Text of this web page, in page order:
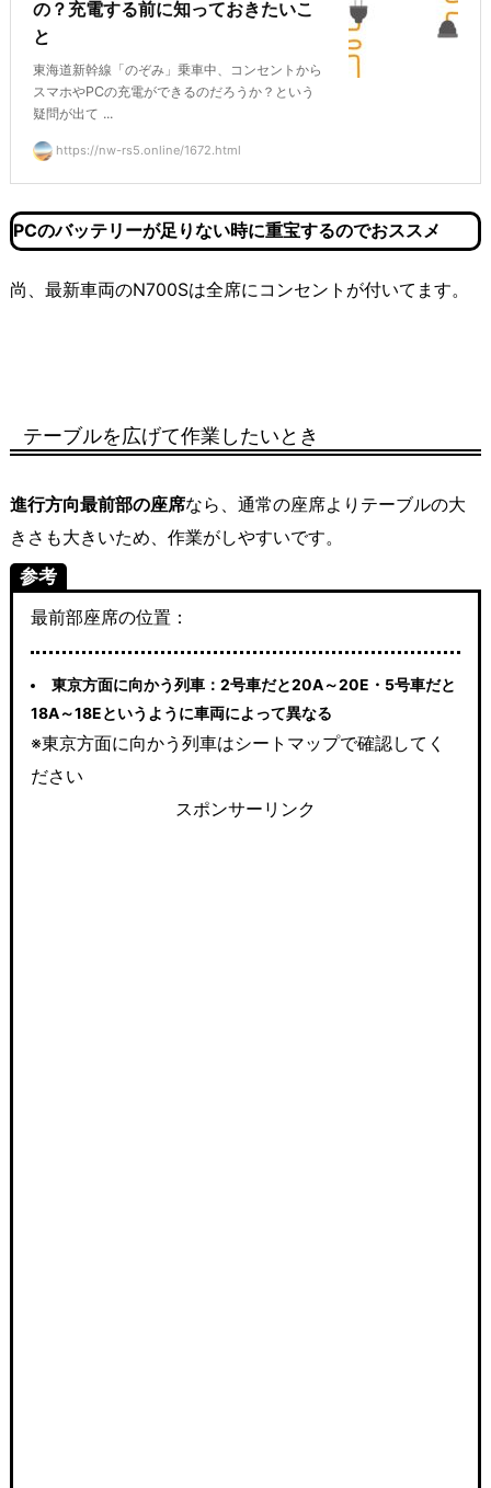
の？充電する前に知っておきたいこ
と
東海道新幹線「のぞみ」乗車中、コンセントから
スマホやPCの充電ができるのだろうか？という
疑問が出て ...
https://nw-rs5.online/1672.html
PCのバッテリーが足りない時に重宝するのでおススメ
尚、最新車両のN700Sは全席にコンセントが付いてます。
テーブルを広げて作業したいとき
進行方向最前部の座席なら、通常の座席よりテーブルの大
きさも大きいため、作業がしやすいです。
参考
最前部座席の位置：
東京方面に向かう列車：2号車だと20A～20E・5号車だと
18A～18Eというように車両によって異なる
※東京方面に向かう列車はシートマップで確認してく
ださい
スポンサーリンク